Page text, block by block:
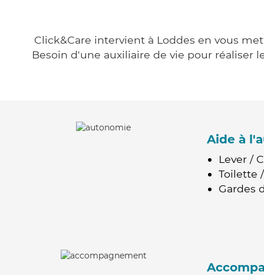
Click&Care intervient à Loddes en vous
Besoin d'une auxiliaire de vie pour réaliser
Aide à
Lever /
Toilette
Gardes